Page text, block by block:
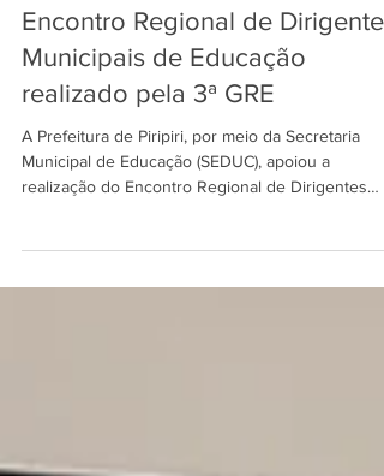
Prefeitura de Piripiri apoia
Encontro Regional de Dirigentes
Municipais de Educação
realizado pela 3ª GRE
A Prefeitura de Piripiri, por meio da Secretaria
Municipal de Educação (SEDUC), apoiou a
Municipais de Educação do Piauí, promovido pela